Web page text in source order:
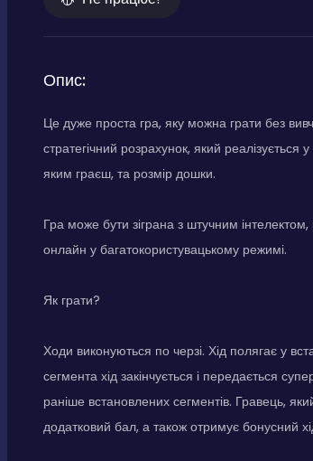
Опис:
Це дуже проста гра, яку можна грати без
стратегічний розрахунок, який
яким граєш, та розмір дошки.
Гра може бути зіграна з штучним
онлайн у багатокористувацькому режимі.
Як грати?
Ходи виконуються по черзі. Хід полягає у
сегмента хід закінчується і передається
раніше встановлених сегментів. Гравець,
додатковий бал, а також отримує бонусний